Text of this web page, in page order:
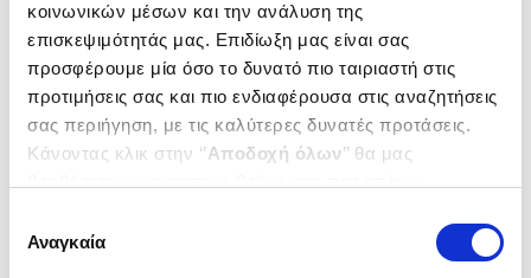
κοινωνικών μέσων και την ανάλυση της
επισκεψιμότητάς μας. Επιδίωξη μας είναι σας
προσφέρουμε μία όσο το δυνατό πιο ταιριαστή στις
προτιμήσεις σας και πιο ενδιαφέρουσα στις αναζητήσεις
σας περιήγηση, με τις καλύτερες δυνατές προτάσεις.
Κάνοντας κλικ στην ‘’Αποδοχή όλων’’ θα μας
ενδιαφέρουν και να επιλέξετε από τα παρακάτω με την
΄΄και να ενημερωθείτε σχετικά με
συγκατάθεσης
Αναγκαία